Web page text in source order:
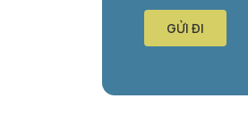
GỬI ĐI